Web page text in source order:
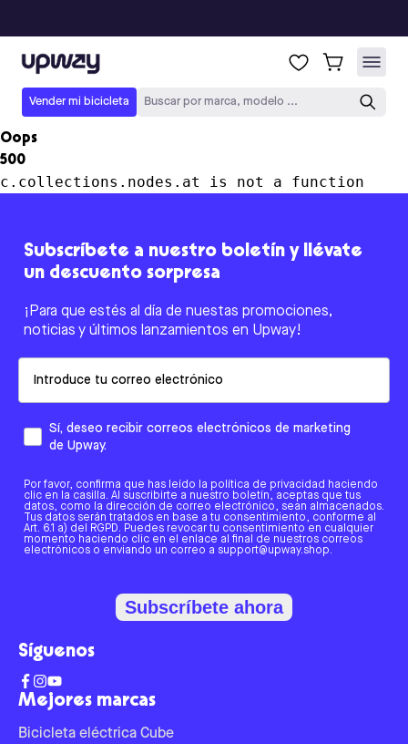
Upway
Vender mi bicicleta Buscar por marca, modelo ...
Oops
500
c.collections.nodes.at is not a function
Mejores marcas
Bicicleta eléctrica Cube
Subscríbete a nuestro boletín y llévate
un descuento sorpresa
¡Para que estés al día de nuestas promociones,
noticias y últimos lanzamientos en Upway!
Sí, deseo recibir correos electrónicos de marketing
de Upway.
Por favor, confirma que has leído la política de privacidad haciendo
clic en la casilla. Al suscribirte a nuestro boletín, aceptas que tus
datos, como la dirección de correo electrónico, sean almacenados.
Tus datos serán tratados en base a tu consentimiento, conforme al
Art. 6.1 a) del RGPD. Puedes revocar tu consentimiento en cualquier
momento haciendo clic en el enlace al final de nuestros correos
electrónicos o enviando un correo a support@upway.shop.
Subscríbete ahora
Síguenos